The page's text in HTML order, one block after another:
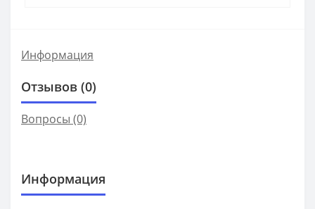
Информация
Отзывов (0)
Вопросы (0)
Информация